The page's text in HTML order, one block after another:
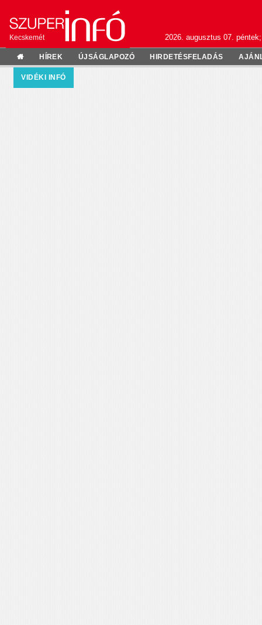
Kecskemét 2026. augusztus 07.
HÍREK ÚJSÁGLAPOZÓ HIRDETÉSFELADÁS
VIDÉKI INFÓ